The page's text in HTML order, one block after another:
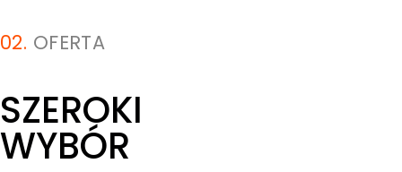
02. OFERTA
SZEROKI
WYBÓR